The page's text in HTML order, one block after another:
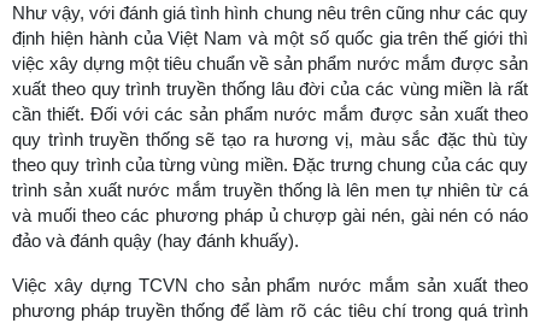
Như vậy, với đánh giá tình hình chung nêu trên cũng như các quy
định hiện hành của Việt Nam và một số quốc gia trên thế giới thì
việc xây dựng một tiêu chuẩn về sản phẩm nước mắm được sản
xuất theo quy trình truyền thống lâu đời của các vùng miền là rất
cần thiết. Đối với các sản phẩm nước mắm được sản xuất theo
quy trình truyền thống sẽ tạo ra hương vị, màu sắc đặc thù tùy
theo quy trình của từng vùng miền. Đặc trưng chung của các quy
trình sản xuất nước mắm truyền thống là lên men tự nhiên từ cá
và muối theo các phương pháp ủ chượp gài nén, gài nén có náo
đảo và đánh quậy (hay đánh khuấy).
Việc xây dựng TCVN cho sản phẩm nước mắm sản xuất theo
phương pháp truyền thống để làm rõ các tiêu chí trong quá trình